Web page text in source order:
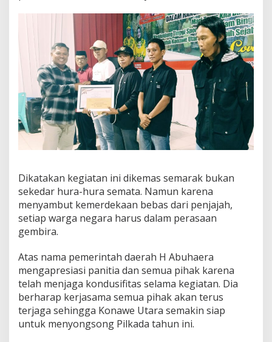
Dikatakan kegiatan ini dikemas semarak bukan
sekedar hura-hura semata. Namun karena
menyambut kemerdekaan bebas dari penjajah,
setiap warga negara harus dalam perasaan
gembira.
Atas nama pemerintah daerah H Abuhaera
mengapresiasi panitia dan semua pihak karena
telah menjaga kondusifitas selama kegiatan. Dia
berharap kerjasama semua pihak akan terus
terjaga sehingga Konawe Utara semakin siap
untuk menyongsong Pilkada tahun ini.